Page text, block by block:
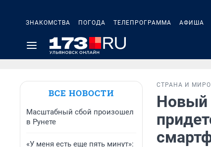
ЗНАКОМСТВА ПОГОДА ТЕЛЕПРОГРАММА АФИША
ВСЕ НОВОСТИ
Масштабный сбой произошел
в Рунете
«У меня есть еще пять минут»:
СТРАНА И МИР
Новый